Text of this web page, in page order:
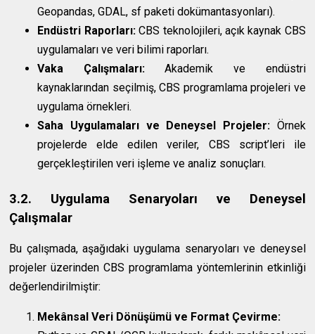
Geopandas, GDAL, sf paketi dokümantasyonları).
Endüstri Raporları:CBS teknolojileri, açık kaynak CBS
uygulamaları ve veri bilimi raporları.
Vaka Çalışmaları:Akademik ve endüstri
kaynaklarından seçilmiş, CBS programlama projeleri ve
uygulama örnekleri.
Saha Uygulamaları ve Deneysel Projeler:Örnek
projelerde elde edilen veriler, CBS script’leri ile
gerçekleştirilen veri işleme ve analiz sonuçları.
3.2. Uygulama Senaryoları ve Deneysel
Çalışmalar
Bu çalışmada, aşağıdaki uygulama senaryoları ve deneysel
projeler üzerinden CBS programlama yöntemlerinin etkinliği
değerlendirilmiştir:
Mekânsal Veri Dönüşümü ve Format Çevirme: